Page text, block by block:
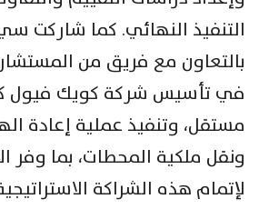
التنفيذ النهائي. كما شاركت
بالتعاون مع فريق من
في تأسيس شركة كويك فيول
مستقل، وتنفيذ عملية إعادة
ونقل ملكية المحطات، بما وفر
لإتمام هذه الشراكة